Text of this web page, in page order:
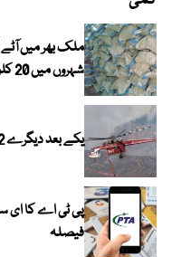
ملک بھر میں
شہروں میں 20 کلو تھیلا 100 روپے تک مہنگا
یکے بعد دیگرے 2 ہیلی کاپٹر گر کر تباہ؛ متعدد ہلاکتیں
پی ٹی اے کا ای
فیصلہ